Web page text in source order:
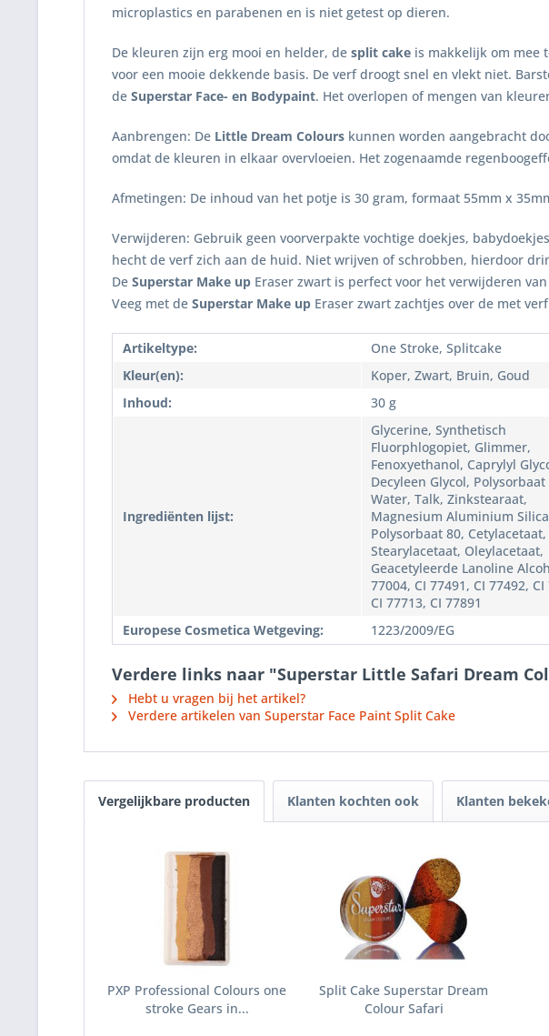
microplastics en parabenen en is niet getest op dieren.
De kleuren zijn erg mooi en helder, de split cake is makkelijk om mee
voor een mooie dekkende basis. De verf droogt snel en vlekt niet.
de Superstar Face- en Bodypaint. Het overlopen of mengen van
Aanbrengen: De Little Dream Colours kunnen worden aangebracht
omdat de kleuren in elkaar overvloeien. Het zogenaamde
Afmetingen: De inhoud van het potje is 30 gram, formaat 55mm x
Verwijderen: Gebruik geen voorverpakte vochtige doekjes,
hecht de verf zich aan de huid. Niet wrijven of schrobben, hierdoor
De Superstar Make up Eraser zwart is perfect voor het verwijderen van
Veeg met de Superstar Make up Eraser zwart zachtjes over de met
Artikeltype:
One Stroke, Splitcake
Kleur(en):
Koper, Zwart, Bruin, Goud
Inhoud:
30 g
Ingrediënten lijst:
Glycerine, Synthetisch
Fluorphlogopiet, Glimmer,
Fenoxyethanol, Caprylyl
Decyleen Glycol, Polysorbaat
Water, Talk, Zinkstearaat,
Magnesium Aluminium
Polysorbaat 80, Cetylacetaat,
Stearylacetaat, Oleylacetaat,
Geacetyleerde Lanoline
77004, CI 77491, CI 77492, CI
CI 77713, CI 77891
Europese Cosmetica Wetgeving:
1223/2009/EG
Verdere links naar "Superstar Little Safari Dream
Hebt u vragen bij het artikel?
Verdere artikelen van Superstar Face Paint Split Cake
Vergelijkbare producten Klanten kochten ook Klanten
PXP Professional Colours one
stroke Gears in...
Split Cake Superstar Dream
Colour Safari